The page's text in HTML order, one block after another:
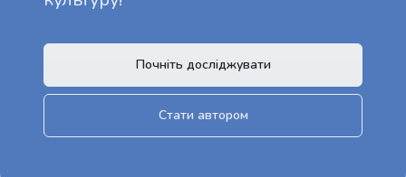
Почніть досліджувати
Стати автором